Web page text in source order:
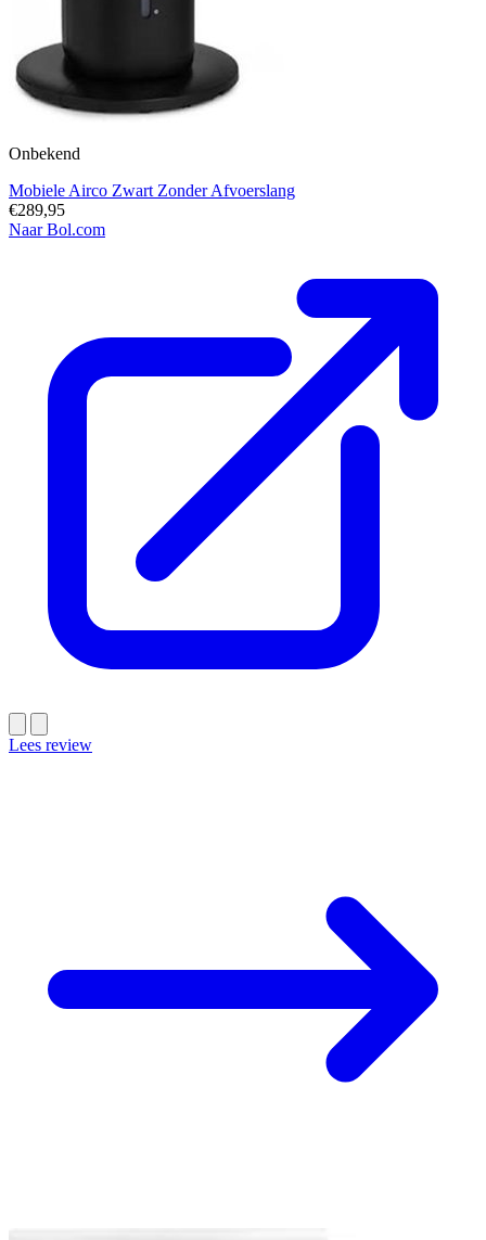
Onbekend
Mobiele Airco Zwart Zonder Afvoerslang
€289,95
Naar Bol.com
Lees review